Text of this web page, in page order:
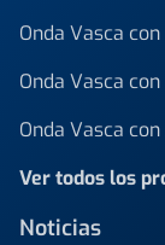
Onda Vasca
Onda Vasca
Onda Vasca
Ver todos los
Noticias